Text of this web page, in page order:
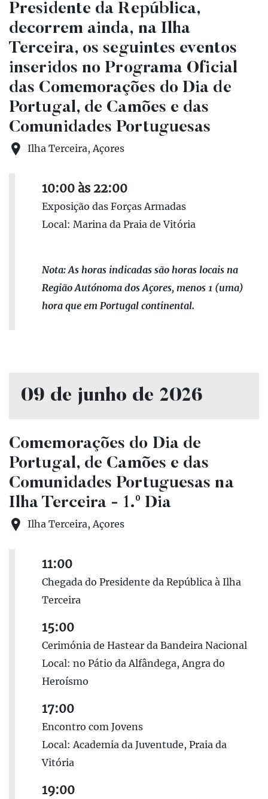
Presidente da República,
decorrem ainda, na Ilha
Terceira, os seguintes eventos
inseridos no Programa Oficial
das Comemorações do Dia de
Portugal, de Camões e das
Comunidades Portuguesas
Ilha Terceira, Açores
10:00 às 22:00
Exposição das Forças Armadas
Local: Marina da Praia de Vitória
Nota: As horas indicadas são horas locais na
Região Autónoma dos Açores, menos 1 (uma)
hora que em Portugal continental.
09 de junho de 2026
Comemorações do Dia de
Portugal, de Camões e das
Comunidades Portuguesas na
Ilha Terceira - 1.º Dia
Ilha Terceira, Açores
11:00
Chegada do Presidente da República à Ilha
Terceira
15:00
Cerimónia de Hastear da Bandeira Nacional
Local: no Pátio da Alfândega, Angra do
Heroísmo
17:00
Encontro com Jovens
Local: Academia da Juventude, Praia da
Vitória
19:00